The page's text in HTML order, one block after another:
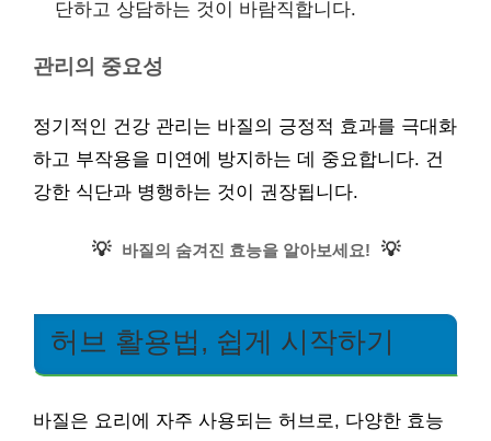
단하고 상담하는 것이 바람직합니다.
관리의 중요성
정기적인 건강 관리는 바질의 긍정적 효과를 극대화
하고 부작용을 미연에 방지하는 데 중요합니다. 건
강한 식단과 병행하는 것이 권장됩니다.
💡 바질의 숨겨진 효능을 알아보세요! 💡
허브 활용법, 쉽게 시작하기
바질은 요리에 자주 사용되는 허브로, 다양한 효능